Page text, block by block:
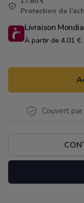
Protection de
Livraison
À partir de 4.01 €
Couvert